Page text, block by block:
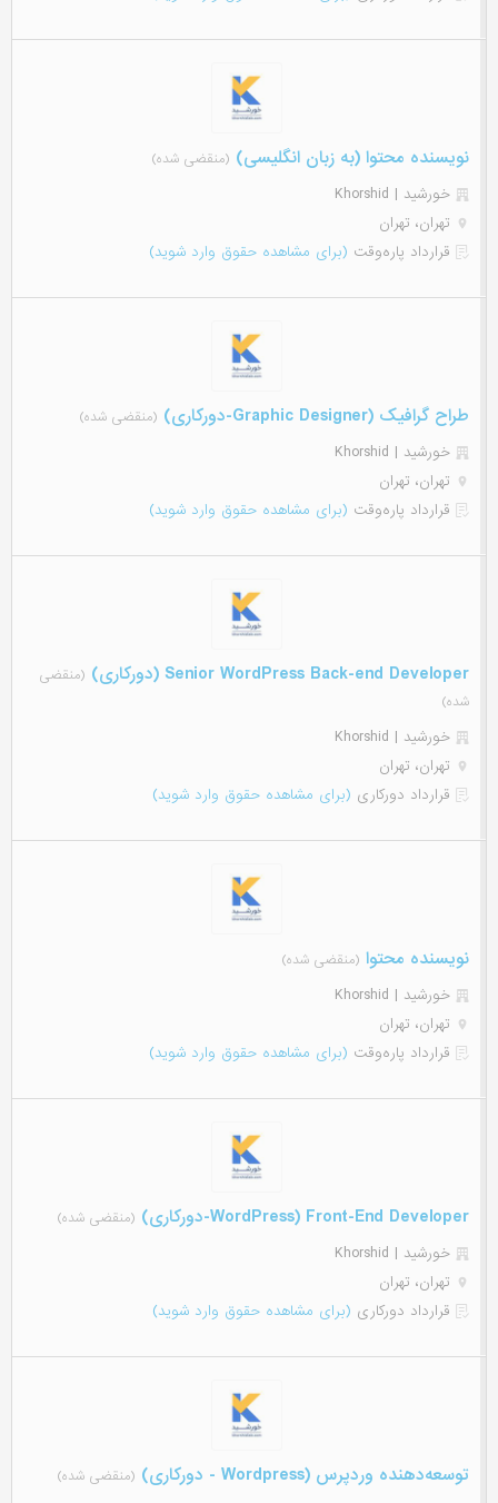
نویسنده محتوا (به زبان انگلیسی) (منقضی شده)
خورشید | Khorshid
تهران، تهران
قرارداد پاره‌وقت (برای مشاهده حقوق وارد شوید)
طراح گرافیک (Graphic Designer-دورکاری) (منقضی شده)
خورشید | Khorshid
تهران، تهران
قرارداد پاره‌وقت (برای مشاهده حقوق وارد شوید)
Senior WordPress Back-end Developer (دورکاری)
(منقضی
شده)
خورشید | Khorshid
تهران، تهران
قرارداد دورکاری (برای مشاهده حقوق وارد شوید)
نویسنده محتوا (منقضی شده)
خورشید | Khorshid
تهران، تهران
قرارداد پاره‌وقت (برای مشاهده حقوق وارد شوید)
WordPress) Front-End Developer-دورکاری) (منقضی شده)
خورشید | Khorshid
تهران، تهران
قرارداد دورکاری (برای مشاهده حقوق وارد شوید)
توسعه‌دهنده وردپرس (Wordpress - دورکاری) (منقضی شده)